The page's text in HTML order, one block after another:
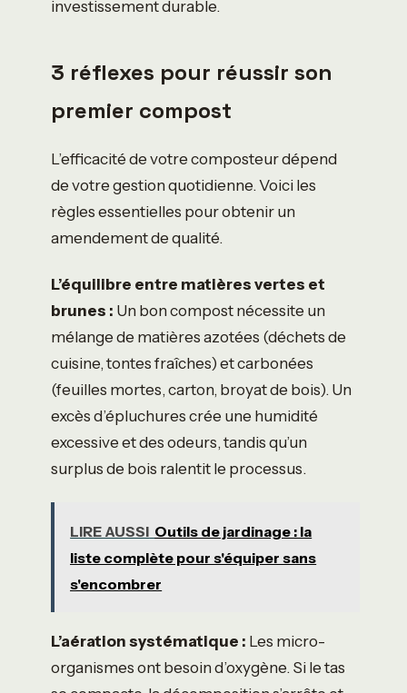
investissement durable.
3 réflexes pour réussir son
premier compost
L’efficacité de votre composteur dépend
de votre gestion quotidienne. Voici les
règles essentielles pour obtenir un
amendement de qualité.
L’équilibre entre matières vertes et
brunes : Un bon compost nécessite un
mélange de matières azotées (déchets de
cuisine, tontes fraîches) et carbonées
(feuilles mortes, carton, broyat de bois). Un
excès d’épluchures crée une humidité
excessive et des odeurs, tandis qu’un
surplus de bois ralentit le processus.
LIRE AUSSI Outils de jardinage : la
liste complète pour s'équiper sans
s'encombrer
L’aération systématique : Les micro-
organismes ont besoin d’oxygène. Si le tas